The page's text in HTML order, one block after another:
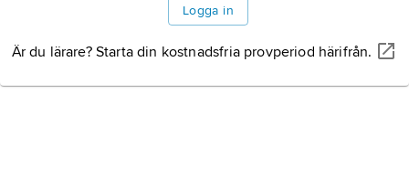
Logga in
Är du lärare? Starta din kostnadsfria provperiod härifrån.